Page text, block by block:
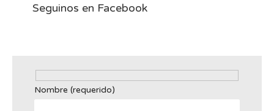
Seguinos en Facebook
Nombre (requerido)